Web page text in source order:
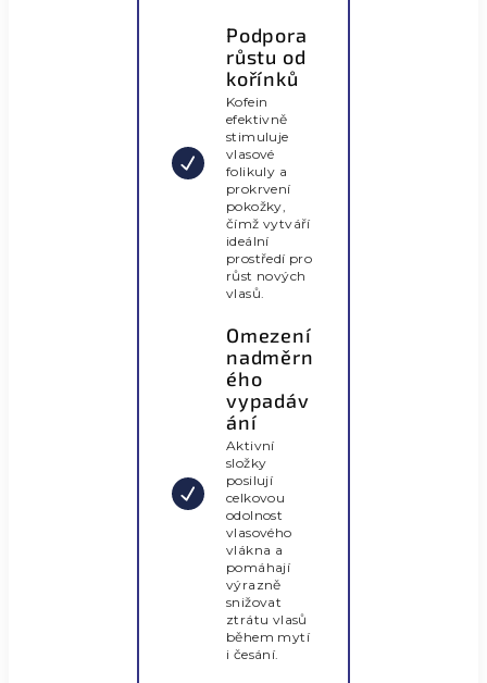
Podpora
růstu od
kořínků
Kofein
efektivně
stimuluje
vlasové
folikuly a
prokrvení
pokožky,
čímž vytváří
ideální
prostředí pro
růst nových
vlasů.
Omezení
nadměrn
ého
vypadáv
ání
Aktivní
složky
posilují
celkovou
odolnost
vlasového
vlákna a
pomáhají
výrazně
snižovat
ztrátu vlasů
během mytí
i česání.